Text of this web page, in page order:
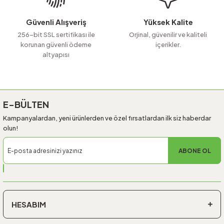
Bu ürüne benzer farklı alternatifler olmalı.
Güvenli Alışveriş
256-bit SSL sertifikası ile
korunan güvenli ödeme
altyapısı
Yüksek Kalite
Orjinal, güvenilir ve kaliteli
içerikler.
E-BÜLTEN
Kampanyalardan, yeni ürünlerden ve özel fırsatlardan ilk siz haberdar
olun!
ABONE OL
HESABIM